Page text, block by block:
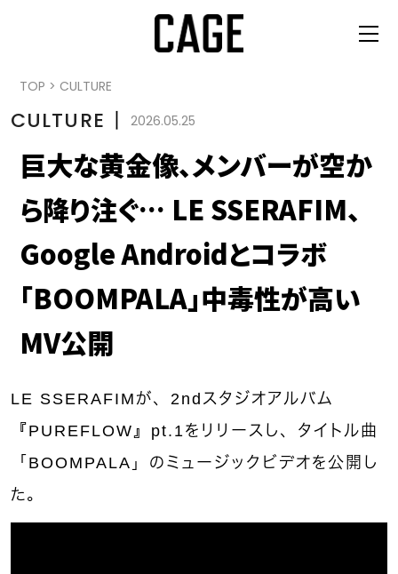
TOP > CULTURE
CULTURE 丨 2026.05.25
巨大な黄金像、メンバーが空か
ら降り注ぐ… LE SSERAFIM、
Google Androidとコラボ
「BOOMPALA」中毒性が高い
MV公開
LE SSERAFIMが、2ndスタジオアルバム
『PUREFLOW』pt.1をリリースし、タイトル曲
「BOOMPALA」のミュージックビデオを公開し
た。